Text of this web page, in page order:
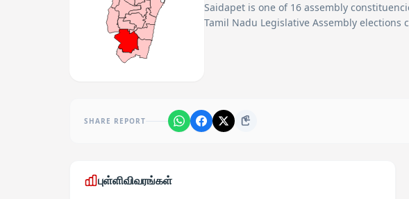
Saidapet is one of 16 assembly
Tamil Nadu Legislative Assembly elections
SHARE REPORT
புள்ளிவிவரங்கள்